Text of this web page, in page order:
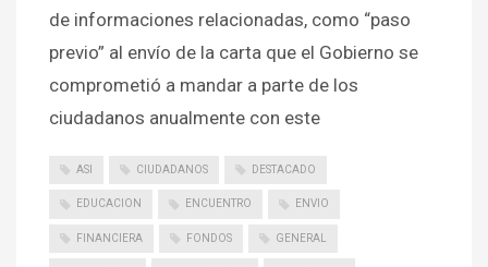
de informaciones relacionadas, como “paso
previo” al envío de la carta que el Gobierno se
comprometió a mandar a parte de los
ciudadanos anualmente con este
ASI CIUDADANOS DESTACADO
EDUCACION ENCUENTRO ENVIO
FINANCIERA FONDOS GENERAL